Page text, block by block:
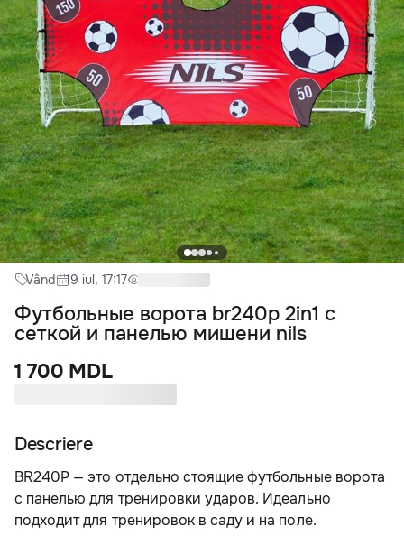
Vând 19 iul, 17:17
Футбольные ворота br240p 2in1 с
сеткой и панелью мишени nils
1 700 MDL
Descriere
BR240P — это отдельно стоящие футбольные ворота
с панелью для тренировки ударов. Идеально
подходит для тренировок в саду и на поле.